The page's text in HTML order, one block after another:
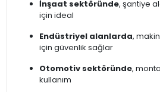
İnşaat sektöründe, şantiye
için ideal
Endüstriyel alanlarda,
için güvenlik sağlar
Otomotiv sektöründe,
kullanım